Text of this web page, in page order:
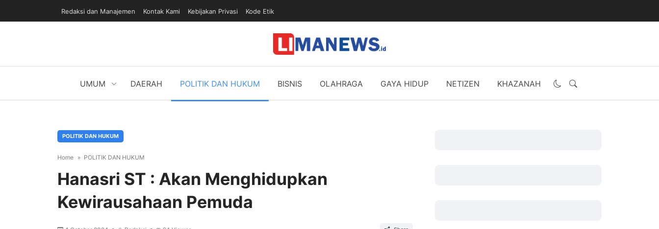
Redaksi dan Manajemen Kontak Kami Kebijakan Privasi Kode Etik
UMUM DAERAH POLITIK DAN HUKUM BISNIS OLAHRAGA GAYA HIDUP NETIZEN KHAZANAH
POLITIK DAN HUKUM
Home POLITIK DAN HUKUM
Hanasri ST : Akan Menghidupkan
Kewirausahaan Pemuda